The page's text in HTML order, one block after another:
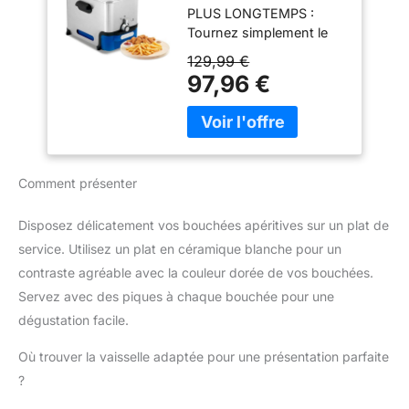
longtemps, sans odeurs
fortes et avec un meilleur
goût des aliments
Nettoyage simple: Pièces
amovibles compatibles
lave-vaisselle et parois
froides pour une
manipulation sûre
Inox
PLUS LONGTEMPS :
Tournez simplement le
vidangera et filtrera
automatiquement l'huile,
la stockant dans le
conteneur dédié à cet
résistantes au lave-
vaisselle pour un
RESULTAT PARFAIT :
friteuse électrique semi-
immergé pour des
129,99 €
97,96 €
Comment présenter
Disposez délicatement vos bouchées apéritives sur un plat de
service. Utilisez un plat en céramique blanche pour un
contraste agréable avec la couleur dorée de vos bouchées.
Servez avec des piques à chaque bouchée pour une
dégustation facile.
Où trouver la vaisselle adaptée pour une présentation parfaite
?